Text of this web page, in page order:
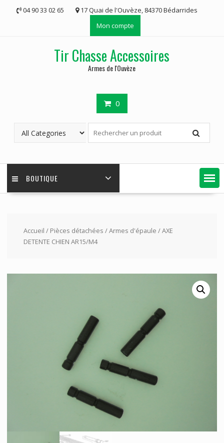
04 90 33 02 65
17 Quai de l'Ouvèze, 84370 Bédarrides
Mon compte
Tir Chasse Accessoires
Armes de l'Ouvèze
0
BOUTIQUE
Accueil / Pièces détachées /Armes d'épaule / AXE
DETENTE CHIEN AR15/M4